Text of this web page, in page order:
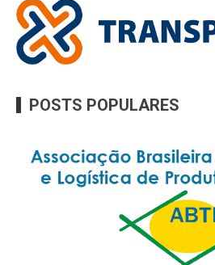
POSTS POPULARES